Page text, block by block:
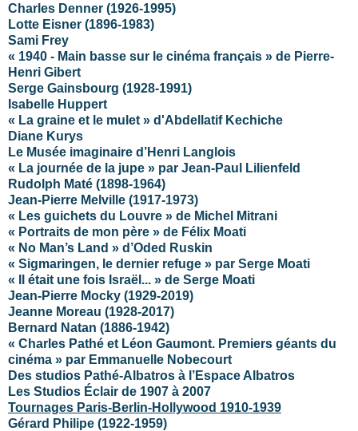
Charles Denner (1926-1995)
Lotte Eisner (1896-1983)
Sami Frey
« 1940 - Main basse sur le cinéma français » de Pierre-
Henri Gibert
Serge Gainsbourg (1928-1991)
Isabelle Huppert
« La graine et le mulet » d'Abdellatif Kechiche
Diane Kurys
Le Musée imaginaire d’Henri Langlois
« La journée de la jupe » par Jean-Paul Lilienfeld
Rudolph Maté (1898-1964)
Jean-Pierre Melville (1917-1973)
« Les guichets du Louvre » de Michel Mitrani
« Portraits de mon père » de Félix Moati
« No Man’s Land » d’Oded Ruskin
« Sigmaringen, le dernier refuge » par Serge Moati
« Il était une fois Israël... » de Serge Moati
Jean-Pierre Mocky (1929-2019)
Jeanne Moreau (1928-2017)
Bernard Natan (1886-1942)
« Charles Pathé et Léon Gaumont. Premiers géants du
cinéma » par Emmanuelle Nobecourt
Des studios Pathé-Albatros à l’Espace Albatros
Les Studios Éclair de 1907 à 2007
Tournages Paris-Berlin-Hollywood 1910-1939
Gérard Philipe (1922-1959)